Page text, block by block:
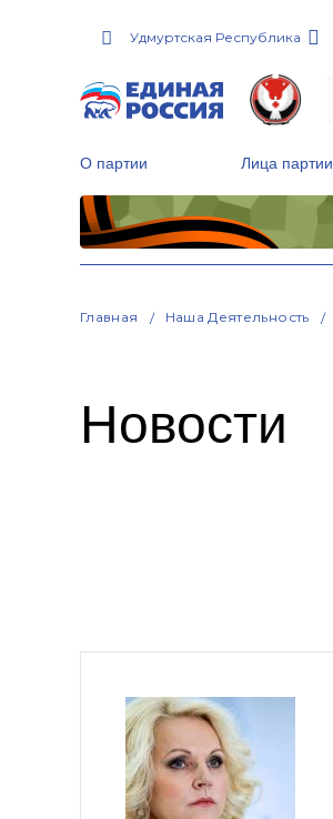
Удмуртская Республика
О партии Лица партии
Главная Наша Деятельность
Новости